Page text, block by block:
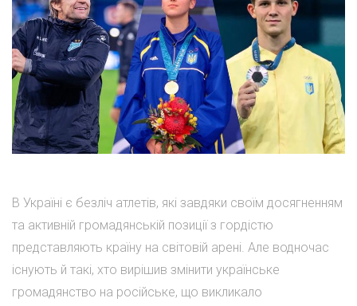
В Україні є безліч атлетів, які завдяки своїм досягненням
та активній громадянській позиції з гордістю
представляють країну на світовій арені. Але водночас
існують й такі, хто вирішив змінити українське
громадянство на російське, що викликало